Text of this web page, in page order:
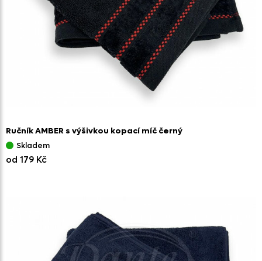
Ručník AMBER s výšivkou kopací míč černý
Skladem
od 179 Kč